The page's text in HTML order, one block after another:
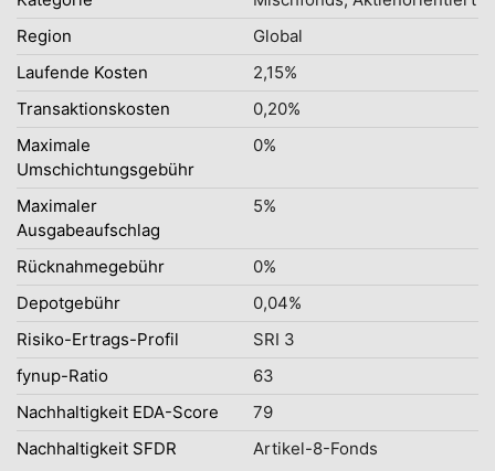
Region
Global
Laufende Kosten
2,15%
Transaktionskosten
0,20%
Maximale
Umschichtungsgebühr
0%
Maximaler
Ausgabeaufschlag
5%
Rücknahmegebühr
0%
Depotgebühr
0,04%
Risiko-Ertrags-Profil
SRI 3
fynup-Ratio
63
Nachhaltigkeit EDA-Score
79
Nachhaltigkeit SFDR
Artikel-8-Fonds